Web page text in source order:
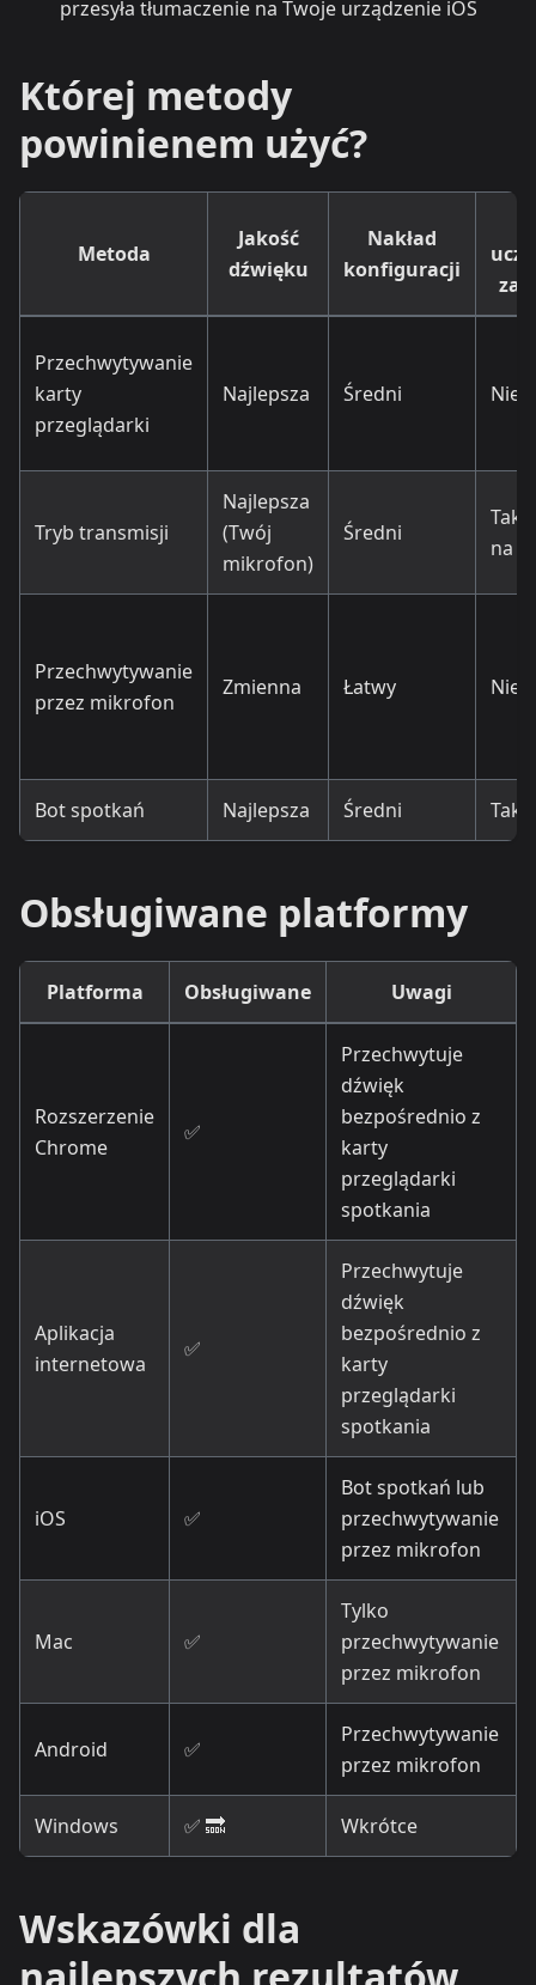
Której metody
powinienem użyć?
Metoda
Jakość
dźwięku
Nakład
konfiguracji
Przechwytywanie
karty
przeglądarki
Najlepsza Średni Nie
Tryb transmisji
Najlepsza
(Twój
mikrofon)
Średni
Tak
na
Przechwytywanie
przez mikrofon
Zmienna Łatwy Nie
Bot spotkań Najlepsza Średni Tak
Obsługiwane platformy
Platforma Obsługiwane Uwagi
Rozszerzenie
Chrome
✅
Przechwytuje
dźwięk
bezpośrednio z
karty
przeglądarki
spotkania
Aplikacja
internetowa
✅
Przechwytuje
dźwięk
bezpośrednio z
karty
przeglądarki
spotkania
iOS ✅
Bot spotkań lub
przechwytywanie
przez mikrofon
Mac ✅
Tylko
przechwytywanie
przez mikrofon
Android ✅
Przechwytywanie
przez mikrofon
Windows ✅ 🔜 Wkrótce
Wskazówki dla